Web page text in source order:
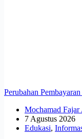
Perubahan
Mochamad Fajar
7 Agustus 2026
Edukasi,